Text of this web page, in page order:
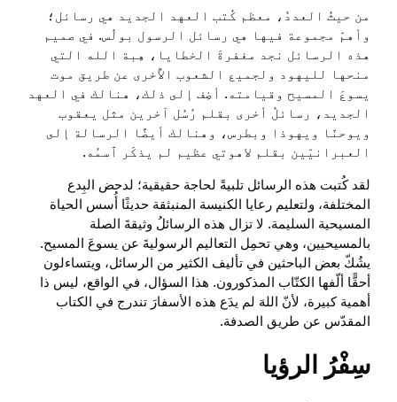
من حيثُ العددُ، معظم كُتب العهد الجديد هي رسائل؛
وأهمّ مجموعة فيها هي رسائل الرسول بولُس. في صميم
هذه الرسائل نجد مغفرةَ الخطايا، هِبة الله التي
منحها لليهود ولجميع الشعوب الأُخرى عن طريق موت
يسوعَ المسيح وقيامته. أضِف إلى ذلك، هنالك في العهد
الجديد، رسائلُ أخرى بقلم رُسُل آخرين مثل يعقوب
ويوحنّا ويهوذا وبطرس، وهنالك أيضًا الرسالة إلى
العبرانيّين بقلم لاهوتي عظيم لم يذكَر ٱسمُه.
لقد كُتبت هذه الرسائل تلبيةً لحاجة حقيقية؛ لدحض البِدع
المختلفة، ولتعليم رعايا الكنيسة المنبثقة حديثًا أُسس الحياة
المسيحية السليمة. لا تزال هذه الرسائلُ وثيقةَ الصلة
بالمسيحيين، وهي تحمِل التعاليم الرسوليةَ عن يسوعَ المسيح.
يشُكّ بعض الباحثين في تأليف الكثير من الرسائل، ويتساءلون
أحقًّا ألّفها الكتّاب المذكورون. هذا السؤال، في الواقع، ليس ذا
أهمية كبيرة، لأنّ اللهَ لم يدَع هذه الأسفارَ تندرج في الكتاب
المقدّس عن طريق الصدفة.
سِفْرُ الرؤيا